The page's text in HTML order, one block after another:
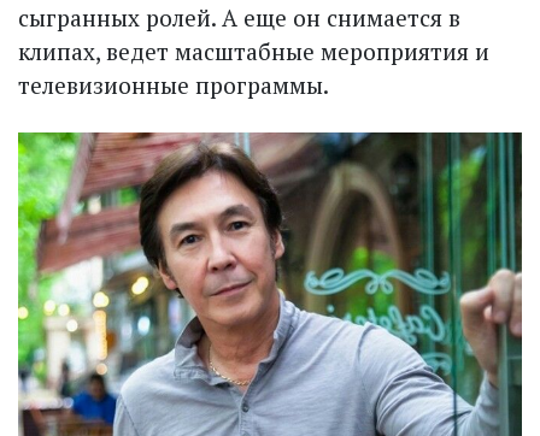
сыгранных ролей. А еще он снимается в
клипах, ведет масштабные мероприятия и
телевизионные программы.